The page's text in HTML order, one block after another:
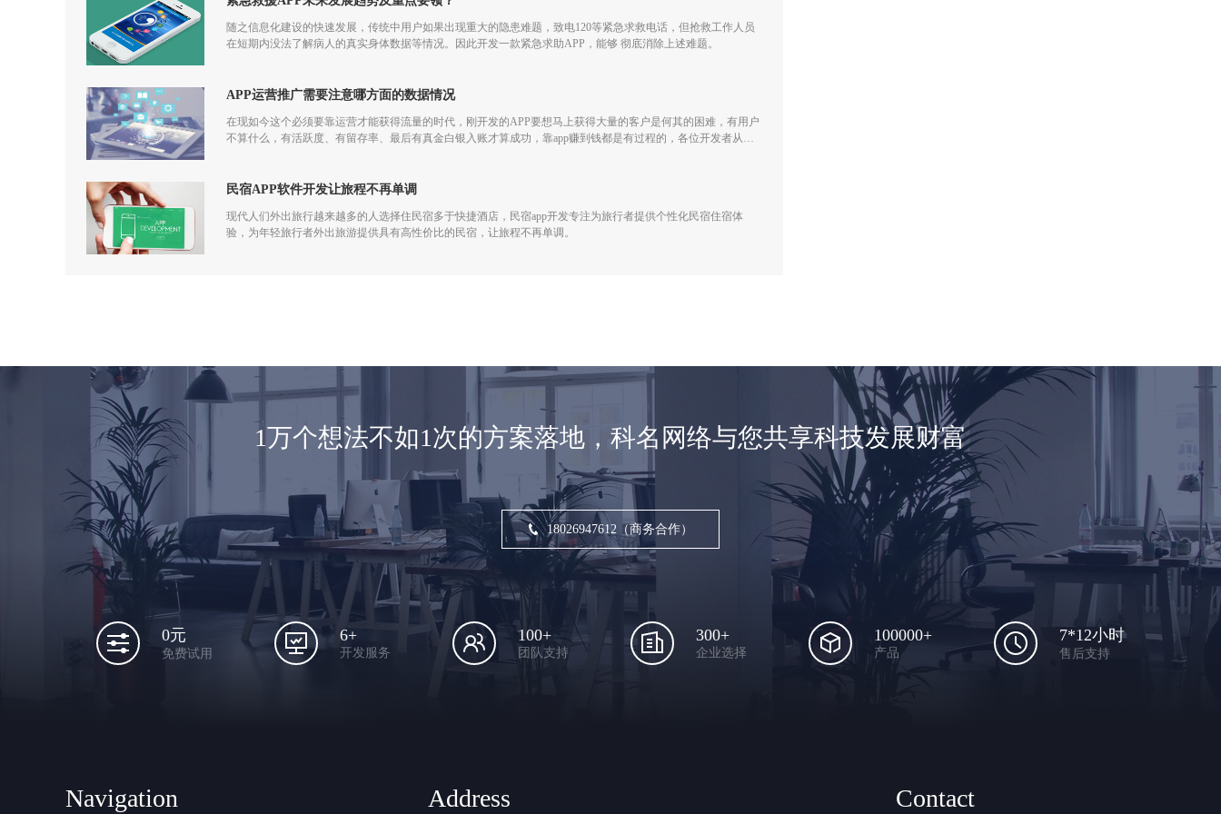
随之信息化建设的快速发展，传统中用户如果出现重大的隐患难题，致电120等紧急求救电话，但抢救工作人员
在短期内没法了解病人的真实身体数据等情况。因此开发一款紧急求助APP，能够 彻底消除上述难题。
APP运营推广需要注意哪方面的数据情况
在现如今这个必须要靠运营才能获得流量的时代，刚开发的APP要想马上获得大量的客户是何其的困难，有用户
不算什么，有活跃度、有留存率、最后有真金白银入账才算成功，靠app赚到钱都是有过程的，各位开发者从开
民宿APP软件开发让旅程不再单调
现代人们外出旅行越来越多的人选择住民宿多于快捷酒店，民宿app开发专注为旅行者提供个性化民宿住宿体
验，为年轻旅行者外出旅游提供具有高性价比的民宿，让旅程不再单调。
1万个想法不如1次的方案落地，科名网络与您共享科技发展财富
18026947612（商务合作）
0元
免费试用
6+
开发服务
100+
团队支持
300+
企业选择
100000+
产品
7*12小时
售后支持
Navigation Address Contact